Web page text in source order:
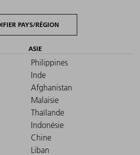
PAYS/RÉGION
ASIE
Philippines
Inde
Afghanistan
Malaisie
Thaïlande
Indonésie
Chine
Liban